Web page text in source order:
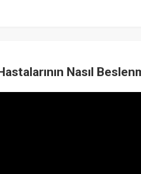
Nasıl